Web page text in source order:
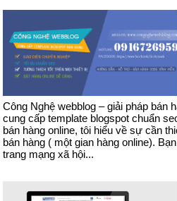
Công Nghệ webblog – giải pháp bán
cung cấp template blogspot chuẩn
bán hàng online, tôi hiểu về sự cần
bán hàng ( một gian hàng online).
trang mạng xã hội...